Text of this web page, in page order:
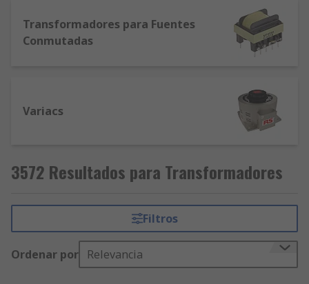
Transformadores para Fuentes
Conmutadas
Variacs
3572 Resultados para Transformadores
Filtros
Ordenar por Relevancia